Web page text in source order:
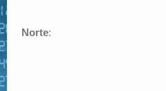
Norte: